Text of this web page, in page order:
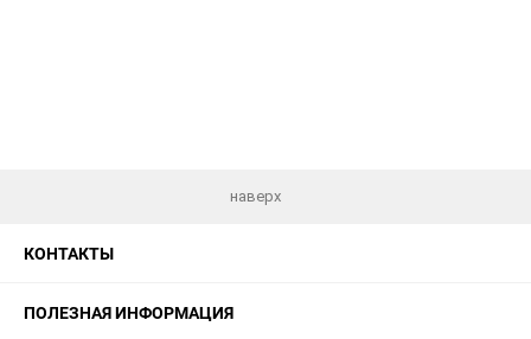
наверх
КОНТАКТЫ
ПОЛЕЗНАЯ ИНФОРМАЦИЯ